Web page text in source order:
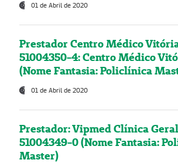
01 de Abril de 2020
Prestador Centro Médico
51004350-4: Centro Médico
(Nome Fantasia: Policlínica
01 de Abril de 2020
Prestador: Vipmed Clínica
51004349-0 (Nome Fantasia:
Master)